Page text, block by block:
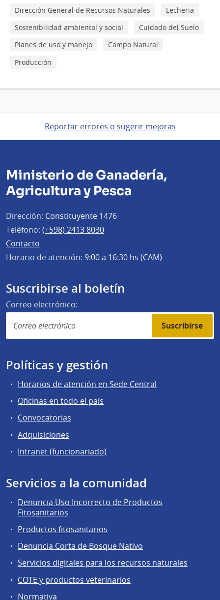
Dirección General de Recursos Naturales
Lecheria
Sostenibilidad ambiental y social
Cuidado del Suelo
Planes de uso y manejo
Campo Natural
Producción
Reportar errores o sugerir mejoras
Ministerio de Ganadería,
Agricultura y Pesca
Dirección: Constituyente 1476
Teléfono: (+598) 2413 8030
Contacto
Horario de atención: 9:00 a 16:30 hs (CAM)
Suscribirse al boletín
Correo electrónico:
Suscribirse
Políticas y gestión
Horarios de atención en Sede Central
Oficinas en todo el país
Convocatorias
Adquisiciones
Intranet (funcionariado)
Servicios a la comunidad
Denuncia Uso Incorrecto de Productos
Fitosanitarios
Productos fitosanitarios
Denuncia Corta de Bosque Nativo
Servicios digitales para los recursos naturales
COTE y productos veterinarios
Normativa